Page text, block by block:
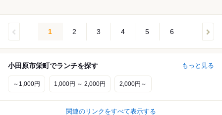
1 2 3 4 5 6
小田原市栄町でランチを探す もっと見る
～1,000円 1,000円 ～ 2,000円 2,000円～
関連のリンクをすべて表示する